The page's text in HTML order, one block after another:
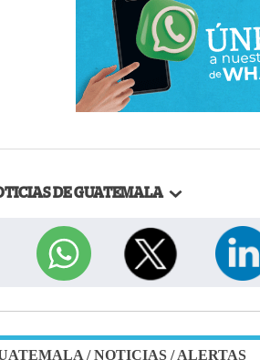
DE GUATEMALA
/NOTICIAS /ALERTAS